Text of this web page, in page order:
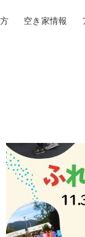
空き家情報